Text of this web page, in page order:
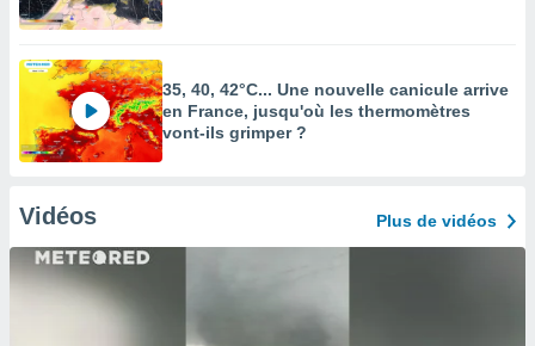
35, 40, 42°C... Une nouvelle canicule arrive
en France, jusqu'où les thermomètres
vont-ils grimper ?
Vidéos Plus de vidéos